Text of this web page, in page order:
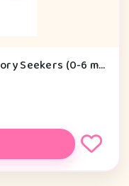
Kid'oh Grow-With-Me Box - Sensory Seekers (0-6 mdr.)